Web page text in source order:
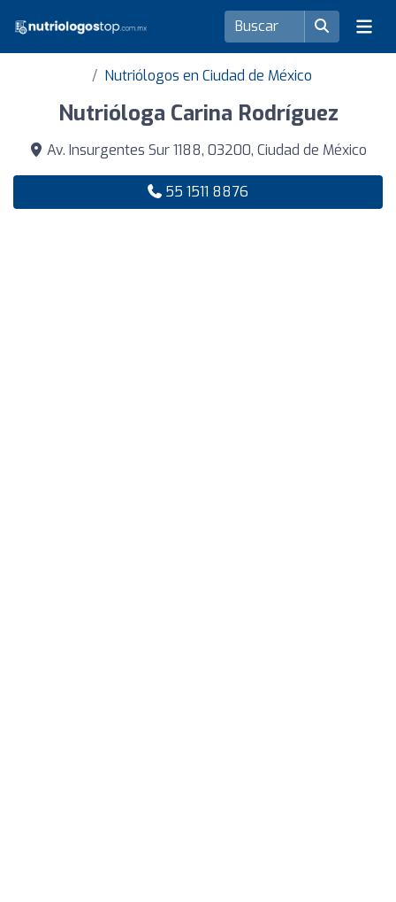
Nutriólogos en Ciudad de México
Nutrióloga Carina Rodríguez
Av. Insurgentes Sur 1188, 03200, Ciudad de México
55 1511 8876